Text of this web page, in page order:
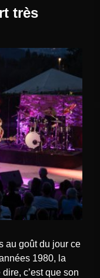
très
1980, la
c’est que son